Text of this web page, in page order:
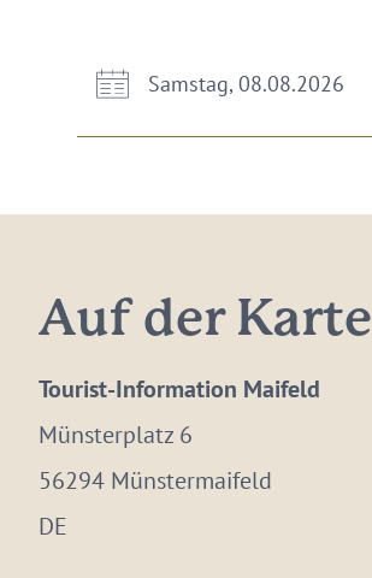
Samstag, 08.08.2026
Auf der Karte
Tourist-Information Maifeld
Münsterplatz 6
56294 Münstermaifeld
DE